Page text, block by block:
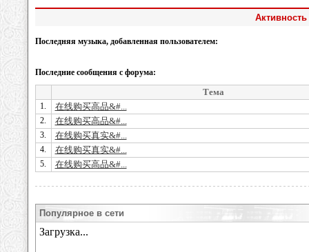
Последняя музыка, добавленная пользователем:
Последние сообщения с форума:
Тема
1. 在线购买高品&#...
2. 在线购买高品&#...
3. 在线购买真实&#...
4. 在线购买真实&#...
5. 在线购买高品&#...
Популярное в сети